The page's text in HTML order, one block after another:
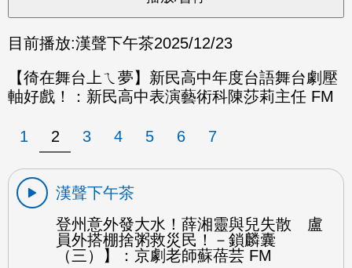
目前播放:漢聲下午茶2025/12/23
【徛在舞台上ㄟ夢】新民高中年度台語舞台劇壓
軸好戲！：新民高中表演藝術科陳莎莉主任 FM
1 2 3 4 5 6 7
漢聲下午茶
登州意外發大水！薛湘靈與兒失散 盧
員外搭棚捨粥救災民！－鎖麟囊
（三）】：京劇老師蘇蓓芸 FM